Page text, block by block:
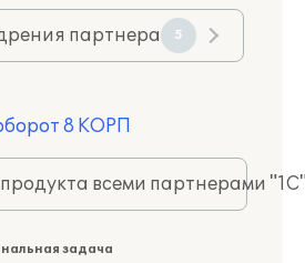
партнера 5
8 КОРП
всеми партнерами
задача